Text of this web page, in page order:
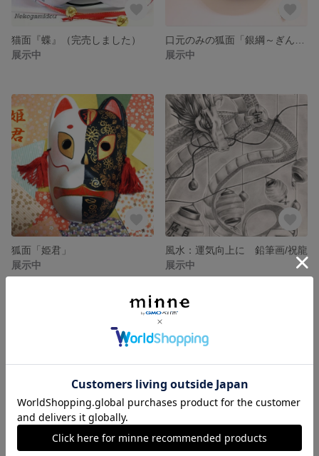
猫面『蝶』（完売しました）
展示中
展示中
狐面「姫君」
展示中
風水：運気向上に 鉛筆画/祝龍
展示中